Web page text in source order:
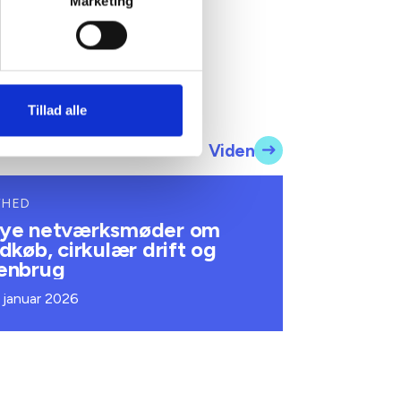
Tillad alle
Viden
netværksmøder om
cirkulær drift og
januar 2026